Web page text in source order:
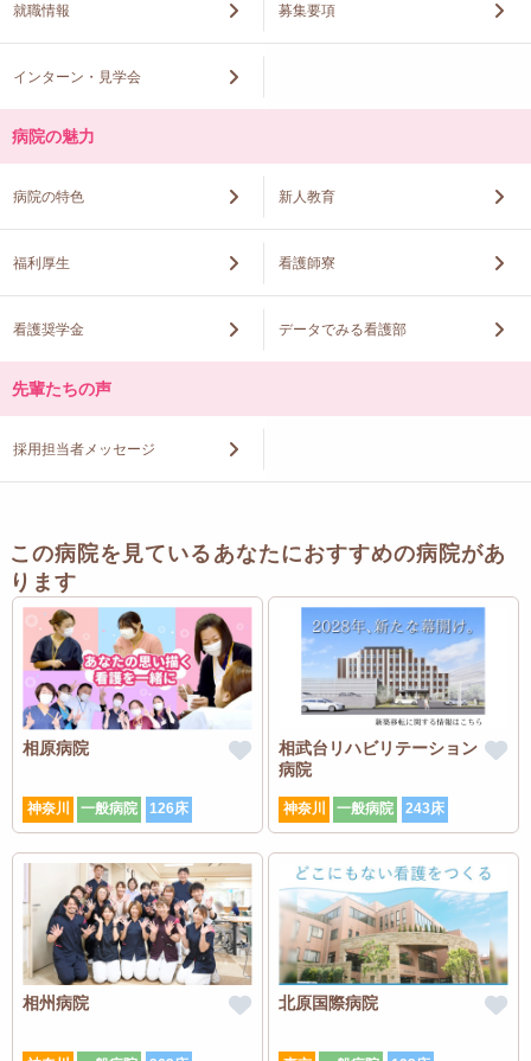
就職情報 募集要項
インターン・見学会
病院の魅力
病院の特色 新人教育
福利厚生 看護師寮
看護奨学金 データでみる看護部
先輩たちの声
採用担当者メッセージ
この病院を見ているあなたにおすすめの病院があ
ります
相原病院
神奈川 一般病院 126床
相武台リハビリテーション
病院
神奈川 一般病院 243床
相州病院 北原国際病院